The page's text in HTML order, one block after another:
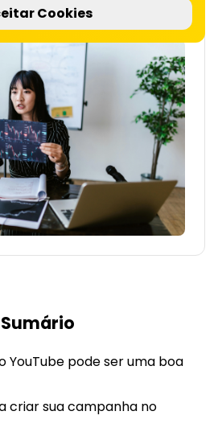
Sumário
YouTube pode ser uma boa
criar sua campanha no
Cookies